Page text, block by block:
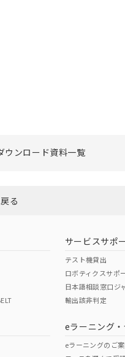
ウンロード資料一覧
る
サービスサポ
テスト機貸出
ロボティクスサポ
日本語相談窓口ジ
輸出該非判定
eラーニング
eラーニングのご